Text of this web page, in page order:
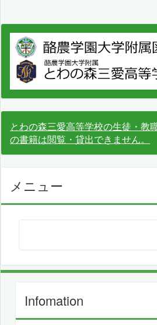
とわの森三愛高等学校の生徒・教
の書籍は閲覧・貸出できません。
メニュー
Infomation